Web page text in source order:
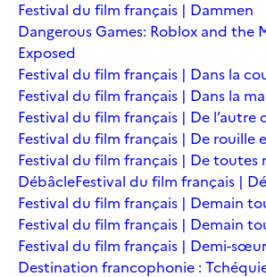
Festival du film français | Dammen
Dangerous Games: Roblox and the
Exposed
Festival du film français | Dans la
Festival du film français | Dans la
Festival du film français | De
Festival du film français | De rouille
Festival du film français | De toutes
DébâcleFestival du film français |
Festival du film français | Demain
Festival du film français | Demain
Festival du film français | Demi-
Destination francophonie :